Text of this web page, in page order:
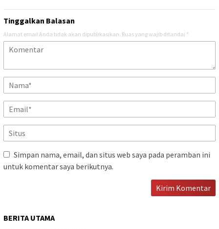
Tinggalkan Balasan
Alamat email Anda tidak akan dipublikasikan. Ruas yang wajib ditandai *
Simpan nama, email, dan situs web saya pada peramban ini
untuk komentar saya berikutnya.
BERITA UTAMA